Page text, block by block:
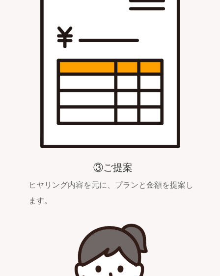
③ご提案
ヒヤリング内容を元に、プランと金額を提案し
ます。